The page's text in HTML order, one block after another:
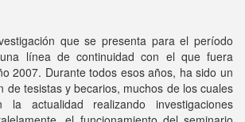
que se presenta para el período
línea de continuidad con el que fuera
2007. Durante todos esos años, ha sido un
de tesistas y becarios, muchos de los cuales
actualidad realizando investigaciones